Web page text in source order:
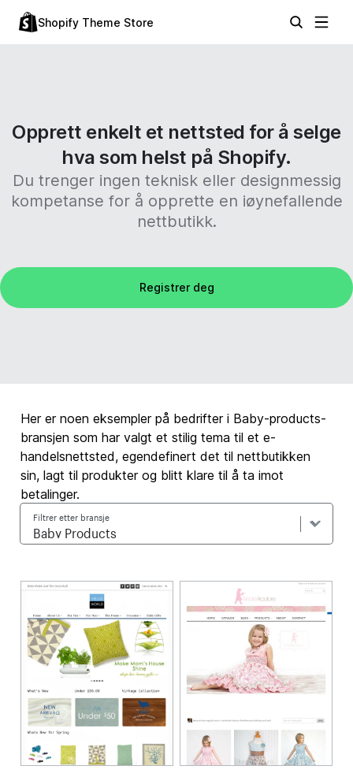
Shopify Theme Store
Opprett enkelt et nettsted for å selge
hva som helst på Shopify.
Du trenger ingen teknisk eller designmessig
kompetanse for å opprette en iøynefallende
nettbutikk.
Registrer deg
Her er noen eksempler på bedrifter i Baby-products-
bransjen som har valgt et stilig tema til et e-
handelsnettsted, egendefinert det til nettbutikken
sin, lagt til produkter og blitt klare til å ta imot
betalinger.
Filtrer etter bransje